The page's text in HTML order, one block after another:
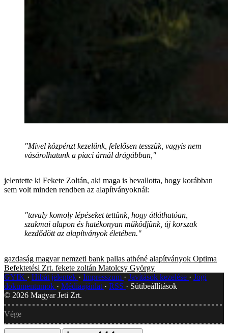
"Mivel közpénzt kezelünk, felelősen tesszük, vagyis nem
vásárolhatunk a piaci árnál drágábban,"
jelentette ki Fekete Zoltán, aki maga is bevallotta, hogy korábban
sem volt minden rendben az alapítványoknál:
"tavaly komoly lépéseket tettünk, hogy átláthatóan,
szakmai alapon és hatékonyan működjünk, új korszak
kezdődött az alapítványok életében."
gazdaság magyar nemzeti bank pallas athéné alapítványok Optima
Befektetési Zrt. fekete zoltán Matolcsy György
GYIK
Hibát jelentek Impresszum Javítások kezelése
Jogi
dokumentumok
Médiaajánlat RSS
Sütibeállítások
© 2026 Magyar Jeti Zrt.
Vége